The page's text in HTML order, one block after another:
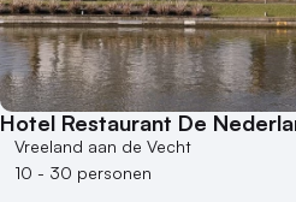
Hotel Restaurant De
Vreeland aan de Vecht
10 - 30 personen